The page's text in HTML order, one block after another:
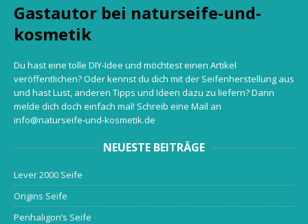
Gastautor bei naturseife-und-
kosmetik
Du hast eine tolle DIY-Idee und möchtest einen Artikel
veröffentlichen? Oder kennst du dich mit der Seifenherstellung aus
und hast Lust, anderen Tipps und Ideen dazu zu liefern? Dann
melde dich doch einfach mal! Schreib eine Mail an
info@naturseife-und-kosmetik.de
NEUESTE BEITRÄGE
Lever 2000 Seife
Origins Seife
Penhaligon’s Seife